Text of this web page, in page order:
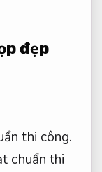
đẹp
thi công.
chuẩn thi